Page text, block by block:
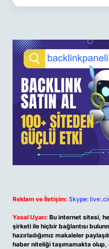
Reklam ve İletişim: Skype:
Yasal Uyarı: Bu internet sitesi,
şirketi ile hiçbir bağlantısı
hazırladığımız makaleler
haber niteliği taşımamakta